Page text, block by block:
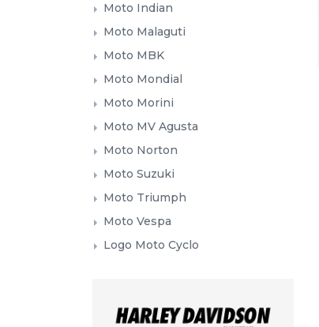
Moto Indian
Moto Malaguti
Moto MBK
Moto Mondial
Moto Morini
Moto MV Agusta
Moto Norton
Moto Suzuki
Moto Triumph
Moto Vespa
Logo Moto Cyclo